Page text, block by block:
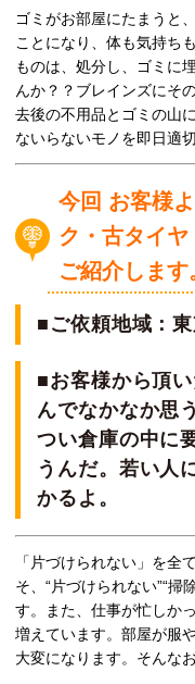
ゴミがお部屋にたまうと
ことになり、体も気持ち
ものは、処分し、ゴミに
んか？？ブレインズにそ
去後の不用品とゴミの山
ないらないモノを即日適
今回 お客様
ク・古タイ
ご紹介します
■ご依頼地域：
■お客様から頂
んでなかなか思
つい倉庫の中に
うんだ。若い人
かるよ。
「片づけられない」を全
そ、“片づけられない”“掃
す。また、仕事が忙しか
増えています。部屋が服
大変になります。そんな